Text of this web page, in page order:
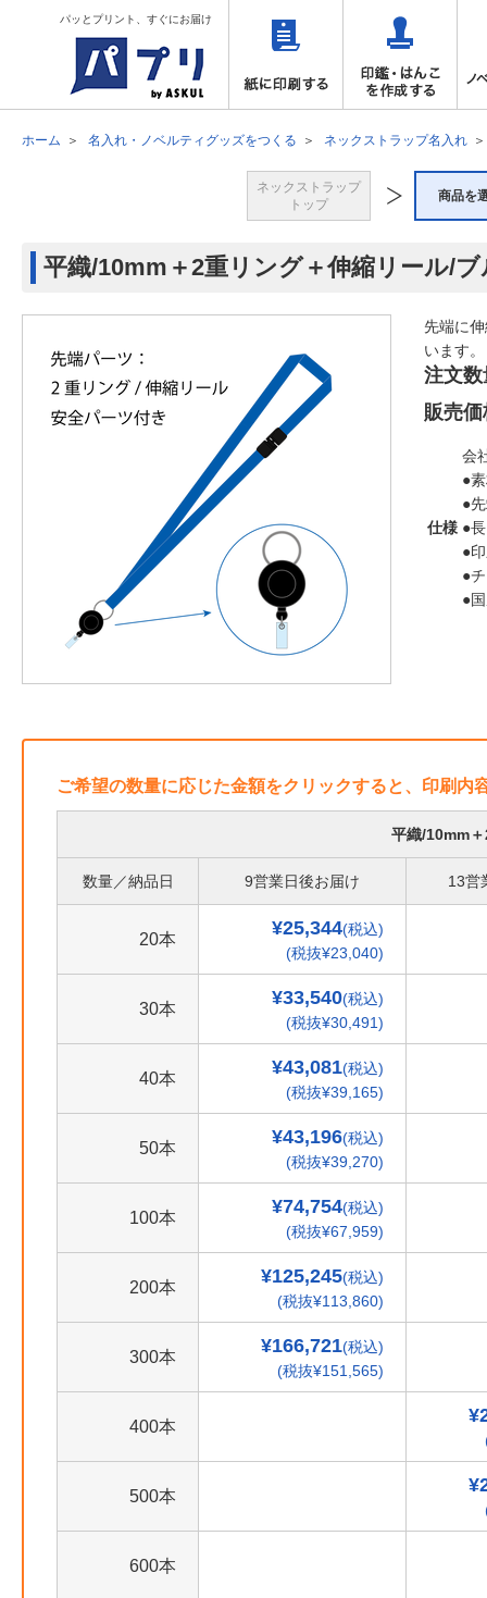
パッとプリント、すぐにお届け
ホーム 名入れ・ノベルティグッズをつくる ネックストラップ名入れ
ネックストラップ
トップ
商品を
平織/10mm＋2重リング＋伸縮リール/ブ
先端に
います。
注文数
販売価
仕様
会
●
●
●
●
●
●
ご希望の数量に応じた金額をクリックすると、印刷内
平織/10mm
数量／納品日 9営業日後お届け 13営
20本
¥25,344(税込)
(税抜¥23,040)
30本
¥33,540(税込)
(税抜¥30,491)
40本
¥43,081(税込)
(税抜¥39,165)
50本
¥43,196(税込)
(税抜¥39,270)
100本
¥74,754(税込)
(税抜¥67,959)
200本
¥125,245(税込)
(税抜¥113,860)
300本
¥166,721(税込)
(税抜¥151,565)
400本
500本
600本